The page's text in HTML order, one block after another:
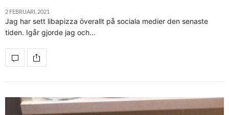
2 FEBRUARI, 2021
Jag har sett libapizza överallt på sociala medier den senaste
tiden. Igår gjorde jag och…